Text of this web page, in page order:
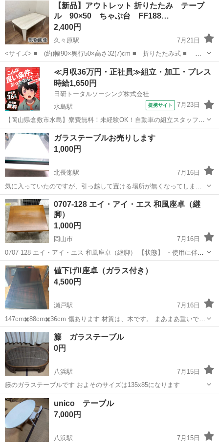
ーブルはちょっとした作業やセンター...
【新品】アウトレット 折りたたみ テーブ
ル 90×50 ちゃぶ台 FF188…
2,400円
久々原駅
7月21日
<サイズ> ■ (約)幅90×奥行50×高さ32(7)cm ■ 折りたたみ式 ■ 主
材:プリント紙化粧繊維板 スタイリッシュな八角形のセンターテーブ
ル。まるで天然木のような古木調の色合いと木...
岡山 岡山市 久々原駅 テーブル
≪月収36万円・正社員≫組立・加工・プレス
時給1,650円
日研トータルソーシング株式会社
水島駅
提携サイト 7月23日
【岡山県倉敷市水島】寮費無料！未経験OK！自動車の組立スタッフ
《お仕事No.NS0089》 お仕事について 車の組立作業です。専用レール
に乗って流れてくる車の骨組みに、車内外の各部品・ハンドル・足回
り・ドア・シートなどの各...
岡山 倉敷市 その他
ガラステーブルお売りします
1,000円
北長瀬駅
7月16日
気に入っていたのですが、引っ越して置ける場所が無くなってしまっ
たのでお売りします。 サイズ 横約110cm×縦約60cm×高さ約40cm 取
りに来て頂ける方限定です。 ※早めに取りに来て頂ける方を優先致し
ます。 ※お支...
岡山 岡山市 テーブル
0707-128 エイ・アイ・エス 和風座卓（継
脚）
1,000円
岡山市
7月16日
0707-128 エイ・アイ・エス 和風座卓（継脚） 【状態】 ・使用に伴う
多少のスレ、キズ、落としきれない汚れなどございます ・詳細は現地
でご確認ください ・お値引きは出来かねますのでご了承願います ※
中...
岡山 岡山市 テーブル 現地
値下げ‼️座卓（ガラス付き）
4,500円
瀬戸駅
7月16日
147cm✖️88cm✖️36cm 傷あります 材質は、木です。 まあまあ重いで
す。（男性1人で運ぶのは、無理だと思います） 自宅迄取りに来てい
ただける方。
岡山 赤磐市 瀬戸駅 テーブル
籐 ガラステーブル
0円
八浜駅
7月15日
籐のガラステーブルです およそのサイズは135x85になります
岡山 玉野市 テーブル
unico テーブル
7,000円
八浜駅 7月15日